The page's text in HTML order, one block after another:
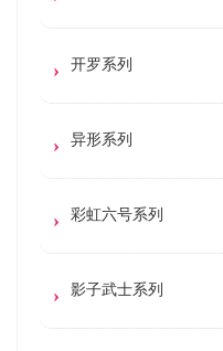
开罗系列
异形系列
彩虹六号系列
影子武士系列